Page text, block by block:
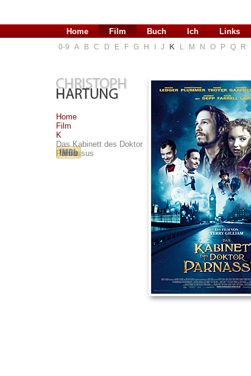
Home Film Buch Ich Links
0-9 A B C D E F G H J K L M N O P Q R
Home
Film
K
Das Kabinett des Doktor
Parnassus